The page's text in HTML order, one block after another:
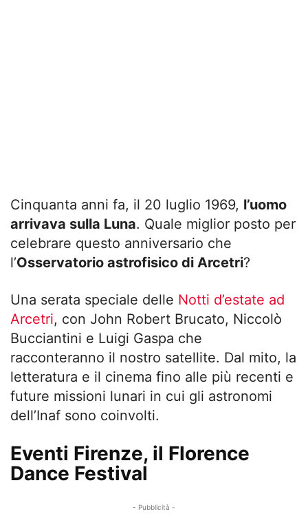
Cinquanta anni fa, il 20 luglio 1969, l’uomo
arrivava sulla Luna. Quale miglior posto per
celebrare questo anniversario che
l’Osservatorio astrofisico di Arcetri?
Una serata speciale delle Notti d’estate ad
Arcetri, con John Robert Brucato, Niccolò
Bucciantini e Luigi Gaspa che
racconteranno il nostro satellite. Dal mito, la
letteratura e il cinema fino alle più recenti e
future missioni lunari in cui gli astronomi
dell’Inaf sono coinvolti.
Eventi Firenze, il Florence
Dance Festival
- Pubblicità -